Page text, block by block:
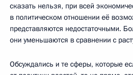
сказать нельзя, при всей
в политическом отношении её
представляются недостаточными.
они уменьшаются в сравнении с
Обсуждались и те сферы, которые